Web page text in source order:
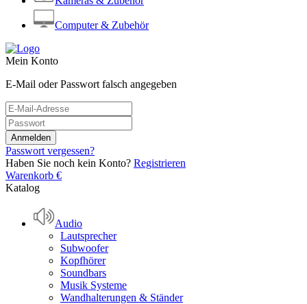
Computer & Zubehör
Mein Konto
E-Mail oder Passwort falsch angegeben
Passwort vergessen?
Haben Sie noch kein Konto? Registrieren
Warenkorb €
Katalog
Audio
Lautsprecher
Subwoofer
Kopfhörer
Soundbars
Musik Systeme
Wandhalterungen & Ständer